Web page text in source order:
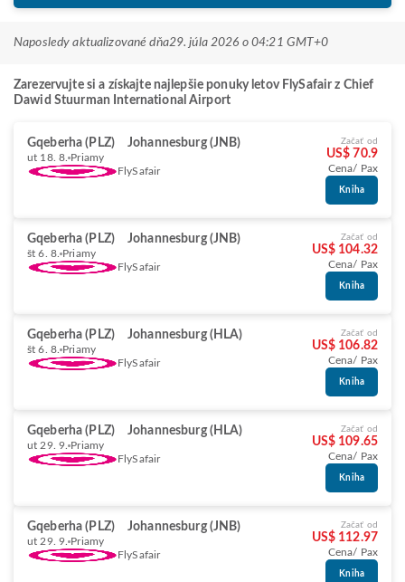
Naposledy aktualizované dňa29. júla 2026 o 04:21 GMT+0
Zarezervujte si a získajte najlepšie ponuky letov FlySafair z Chief
Dawid Stuurman International Airport
Gqeberha (PLZ) Johannesburg (JNB)
ut 18. 8. Priamy
FlySafair
Začať od
US$ 70.9
Cena/ Pax
Kniha
Gqeberha (PLZ) Johannesburg (JNB)
št 6. 8. Priamy
FlySafair
Začať od
US$ 104.32
Cena/ Pax
Kniha
Gqeberha (PLZ) Johannesburg (HLA)
št 6. 8. Priamy
FlySafair
Začať od
US$ 106.82
Cena/ Pax
Kniha
Gqeberha (PLZ) Johannesburg (HLA)
ut 29. 9. Priamy
FlySafair
Začať od
US$ 109.65
Cena/ Pax
Kniha
Gqeberha (PLZ) Johannesburg (JNB)
ut 29. 9. Priamy
FlySafair
Začať od
US$ 112.97
Cena/ Pax
Kniha